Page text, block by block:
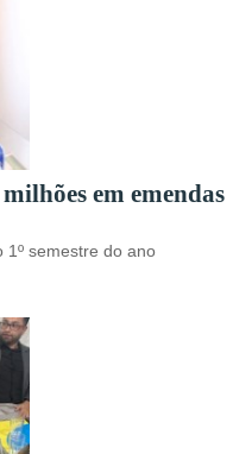
em emendas
1º semestre do ano